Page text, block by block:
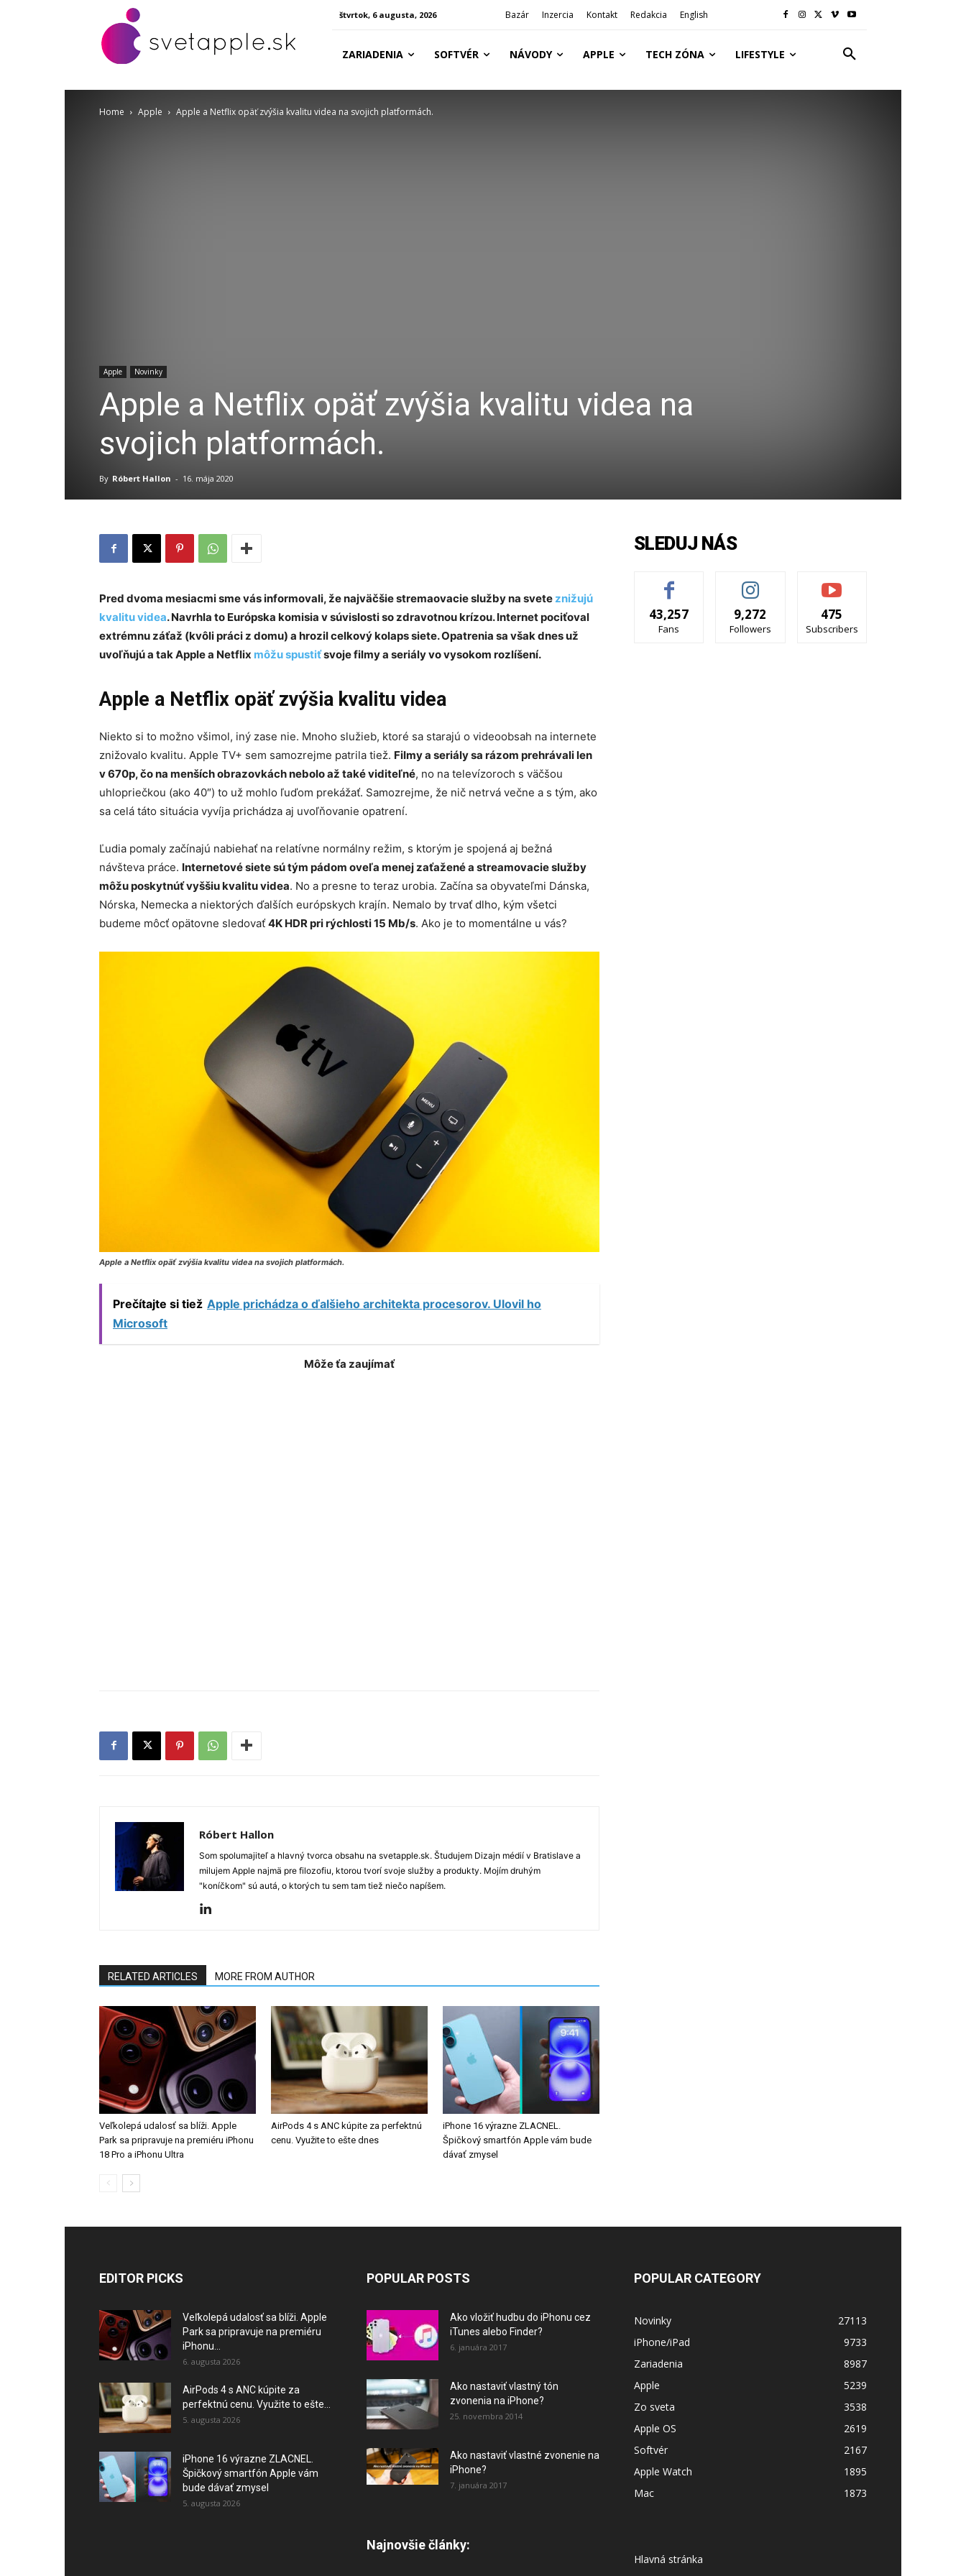
štvrtok, 6 augusta, 2026 Bazár Inzercia Kontakt Redakcia English
ZARIADENIA SOFTVÉR NÁVODY APPLE TECH ZÓNA LIFESTYLE
Home Apple Apple a Netflix opäť zvýšia kvalitu videa na svojich platformách.
Apple Novinky
Apple a Netflix opäť zvýšia kvalitu videa na
svojich platformách.
By Róbert Hallon - 16. mája 2020
Pred dvoma mesiacmi sme vás informovali, že najväčšie stremaovacie služby na sveteznižujú
kvalitu videa. Navrhla to Európska komisia v súvislosti so zdravotnou krízou. Internet pociťoval
extrémnu záťaž (kvôli práci z domu) a hrozil celkový kolaps siete. Opatrenia sa však dnes už
uvoľňujú a tak Apple a Netflix môžu spustiťsvoje filmy a seriály vo vysokom rozlíšení.
Apple a Netflix opäť zvýšia kvalitu videa
Niekto si to možno všimol, iný zase nie. Mnoho služieb, ktoré sa starajú o videoobsah na internete
znižovalo kvalitu. Apple TV+ sem samozrejme patrila tiež. Filmy a seriály sa rázom prehrávali len
v 670p, čo na menších obrazovkách nebolo až také viditeľné, no na televízoroch s väčšou
uhlopriečkou (ako 40″) to už mohlo ľuďom prekážať. Samozrejme, že nič netrvá večne a s tým, ako
sa celá táto situácia vyvíja prichádza aj uvoľňovanie opatrení.
Ľudia pomaly začínajú nabiehať na relatívne normálny režim, s ktorým je spojená aj bežná
návšteva práce. Internetové siete sú tým pádom oveľa menej zaťažené a streamovacie služby
môžu poskytnúť vyššiu kvalitu videa. No a presne to teraz urobia. Začína sa obyvateľmi Dánska,
Nórska, Nemecka a niektorých ďalších európskych krajín. Nemalo by trvať dlho, kým všetci
budeme môcť opätovne sledovať 4K HDR pri rýchlosti 15 Mb/s. Ako je to momentálne u vás?
Apple a Netflix opäť zvýšia kvalitu videa na svojich platformách.
Prečítajte si tiež Apple prichádza o ďalšieho architekta procesorov. Ulovil ho
Microsoft
Môže ťa zaujímať
Róbert Hallon
Som spolumajiteľ a hlavný tvorca obsahu na svetapple.sk. Študujem Dizajn médií v Bratislave a
milujem Apple najmä pre filozofiu, ktorou tvorí svoje služby a produkty. Mojím druhým
"koníčkom" sú autá, o ktorých tu sem tam tiež niečo napíšem.
RELATED ARTICLES MORE FROM AUTHOR
Veľkolepá udalosť sa blíži. Apple
Park sa pripravuje na premiéru iPhonu
18 Pro a iPhonu Ultra
AirPods 4 s ANC kúpite za perfektnú
cenu. Využite to ešte dnes
iPhone 16 výrazne ZLACNEL.
Špičkový smartfón Apple vám bude
dávať zmysel
SLEDUJ NÁS
43,257
Fans
9,272
Followers
475
Subscribers
EDITOR PICKS
Veľkolepá udalosť sa blíži. Apple
Park sa pripravuje na premiéru
iPhonu...
6. augusta 2026
AirPods 4 s ANC kúpite za
perfektnú cenu. Využite to ešte...
5. augusta 2026
iPhone 16 výrazne ZLACNEL.
Špičkový smartfón Apple vám
bude dávať zmysel
5. augusta 2026
POPULAR POSTS
Ako vložiť hudbu do iPhonu cez
iTunes alebo Finder?
6. januára 2017
Ako nastaviť vlastný tón
zvonenia na iPhone?
25. novembra 2014
Ako nastaviť vlastné zvonenie na
iPhone?
7. januára 2017
Najnovšie články:
POPULAR CATEGORY
Novinky
27113
iPhone/iPad
9733
Zariadenia
8987
Apple
5239
Zo sveta
3538
Apple OS
2619
Softvér
2167
Apple Watch
1895
Mac
1873
Hlavná stránka